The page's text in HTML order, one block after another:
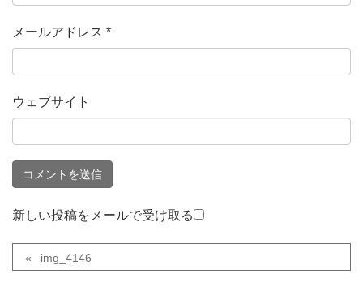
メールアドレス *
ウェブサイト
新しい投稿をメールで受け取る
img_4146